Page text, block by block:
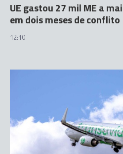
UE gastou 27 mil ME a
em dois meses de conflito
12:10